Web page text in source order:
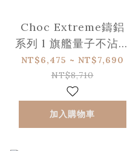
Choc Extreme鑄鋁
系列 l 旗艦量子不沾深
炒鍋(適用IH爐)
NT$6,475 ~ NT$7,690
NT$8,710
加入購物車